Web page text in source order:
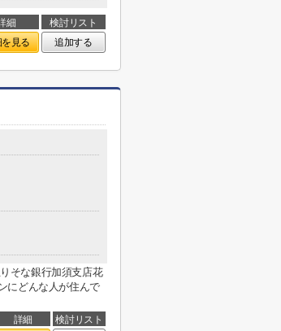
細 検討リスト
見る 追加する
そな銀行加須支店花
にどんな人が住んで
詳細
検討リスト